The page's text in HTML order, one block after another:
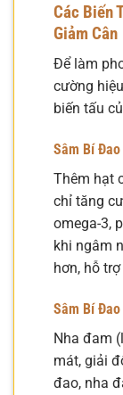
Các Biến
Giảm Cân
Để làm
cường
biến tấu
Sâm Bí
Thêm hạt
chỉ tăng
omega-3,
khi ngâm
hơn, hỗ
Sâm Bí
Nha đam
mát, giải
đao, nha